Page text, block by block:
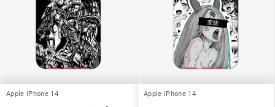
Apple iPhone 14 Apple iPhone 14